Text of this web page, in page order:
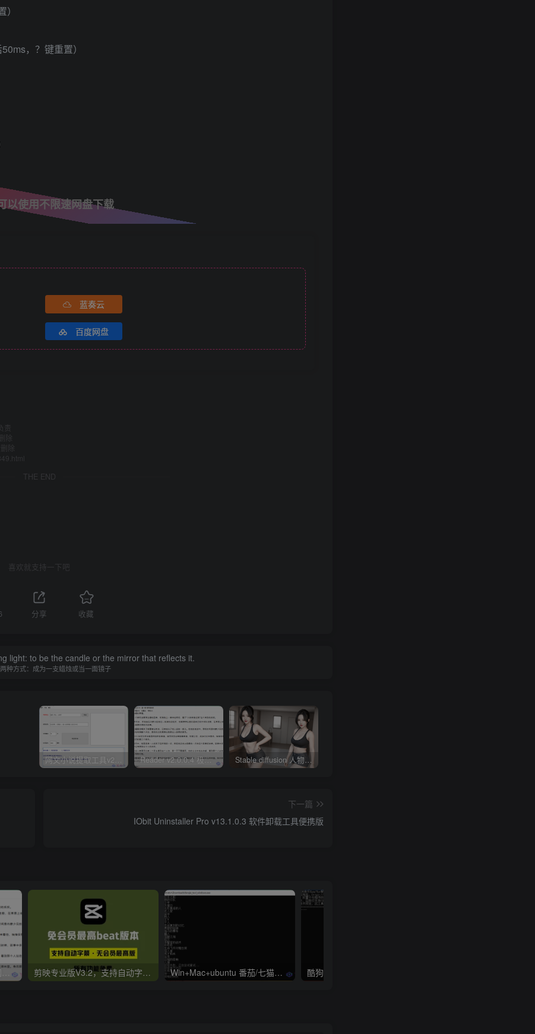
，？键重置）
以使用不限速网盘下载
蓝奏云
百度网盘
除
THE END
喜欢就支持一下吧
分享 收藏
light: to be the candle or the mirror that reflects it.
种方式：成为一支蜡烛或当一面镜子
网文小说提取工具v2.10.02 可以自动下载小说 从此不再花钱看小说 Reader v2.0.0.4 极简小说阅读器支持导入在线及离线书源 Stable diffusion 人物常用朝向、画面范围、远近、焦距、机位、拍摄角度篇提示词（四）
下一篇
IObit Uninstaller Pro v13.1.0.3 软件卸载工具便携版
Reader v2.0.0.4 极简小说阅读器支持导入在线及离线书源 剪映专业版V3.2，支持自动字幕识别、特效，无任何会员按钮，免会员官方版 Win+Mac+ubuntu 番茄/七猫小说下载器